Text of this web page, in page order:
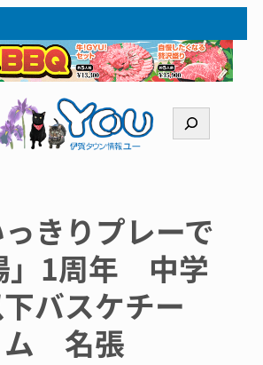
索
っきりプレーで
」1周年 中学
バスケチー
ム 名張